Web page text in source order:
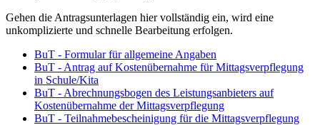
Gehen die Antragsunterlagen hier vollständig ein, wird eine
unkomplizierte und schnelle Bearbeitung erfolgen.
BuT - Formular für allgemeine Angaben
BuT - Antrag auf Kostenübernahme für Mittagsverpflegung
in Schule/Kita
BuT - Abrechnungsbogen des Leistungsanbieters auf
Kostenübernahme der Mittagsverpflegung
BuT - Teilnahmebescheinigung für die Mittagsverpflegung